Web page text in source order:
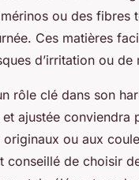
ou des fibres
Ces matières
d’irritation ou de
rôle clé dans son
ajustée
ou aux
conseillé de choisir